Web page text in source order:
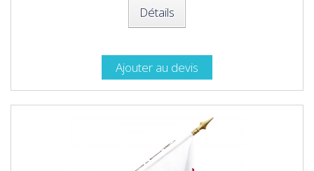
Détails
Ajouter au devis